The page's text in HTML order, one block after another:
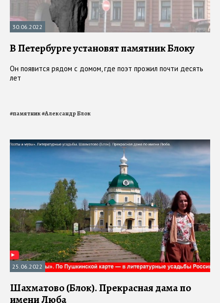
30.06.2022
В Петербурге установят памятник Блоку
Он появится рядом с домом, где поэт прожил почти десять
лет
#памятник#Александр Блок
25.06.2022
Шахматово (Блок). Прекрасная дама по
имени Люба